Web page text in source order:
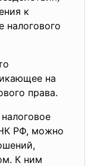
к
налогового
на
права.
РФ, можно
К ним